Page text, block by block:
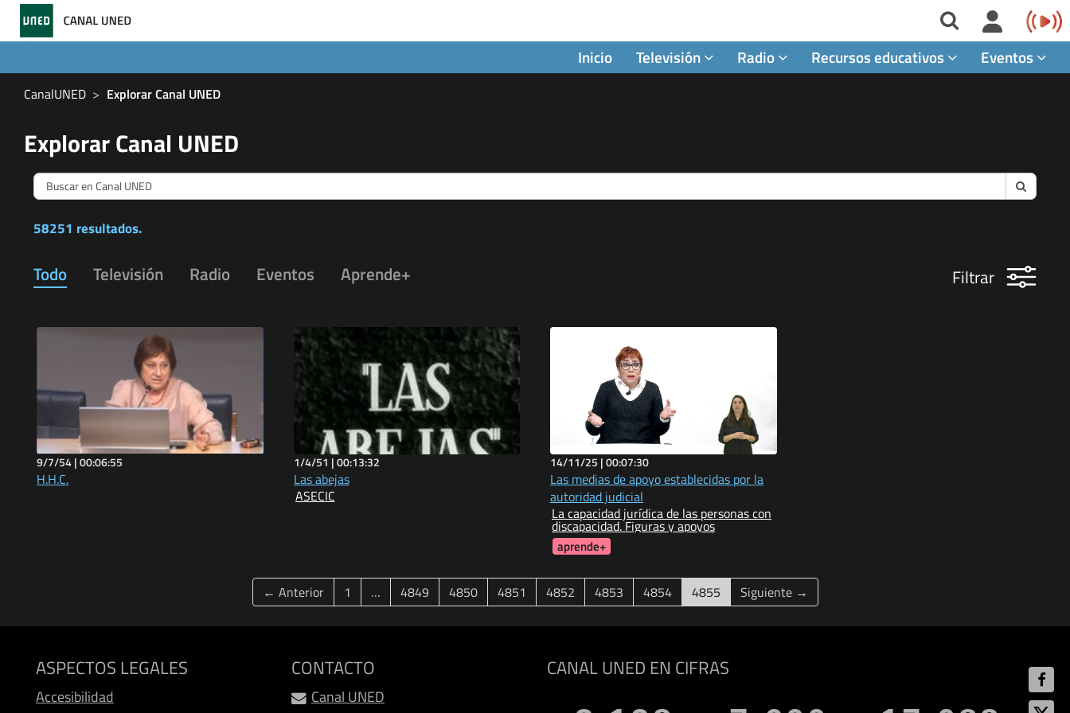
Inicio Televisión Radio Recursos educativos Eventos
CanalUNED Explorar Canal UNED
Explorar Canal UNED
Buscar
58251 resultados.
Todo Televisión Radio Eventos Aprende+ Filtrar
9/7/54 |00:06:55
H.H.C.
1/4/51 |00:13:32
Las abejas
ASECIC
14/11/25 |00:07:30
Las medias de apoyo establecidas por la
autoridad judicial
La capacidad jurídica de las personas con
discapacidad. Figuras y apoyos
aprende+
← Anterior 1 … 4849 4850 4851 4852 4853 4854 4855(current)
Siguiente →
ASPECTOS LEGALES
Accesibilidad
CONTACTO
Canal UNED
CANAL UNED EN CIFRAS